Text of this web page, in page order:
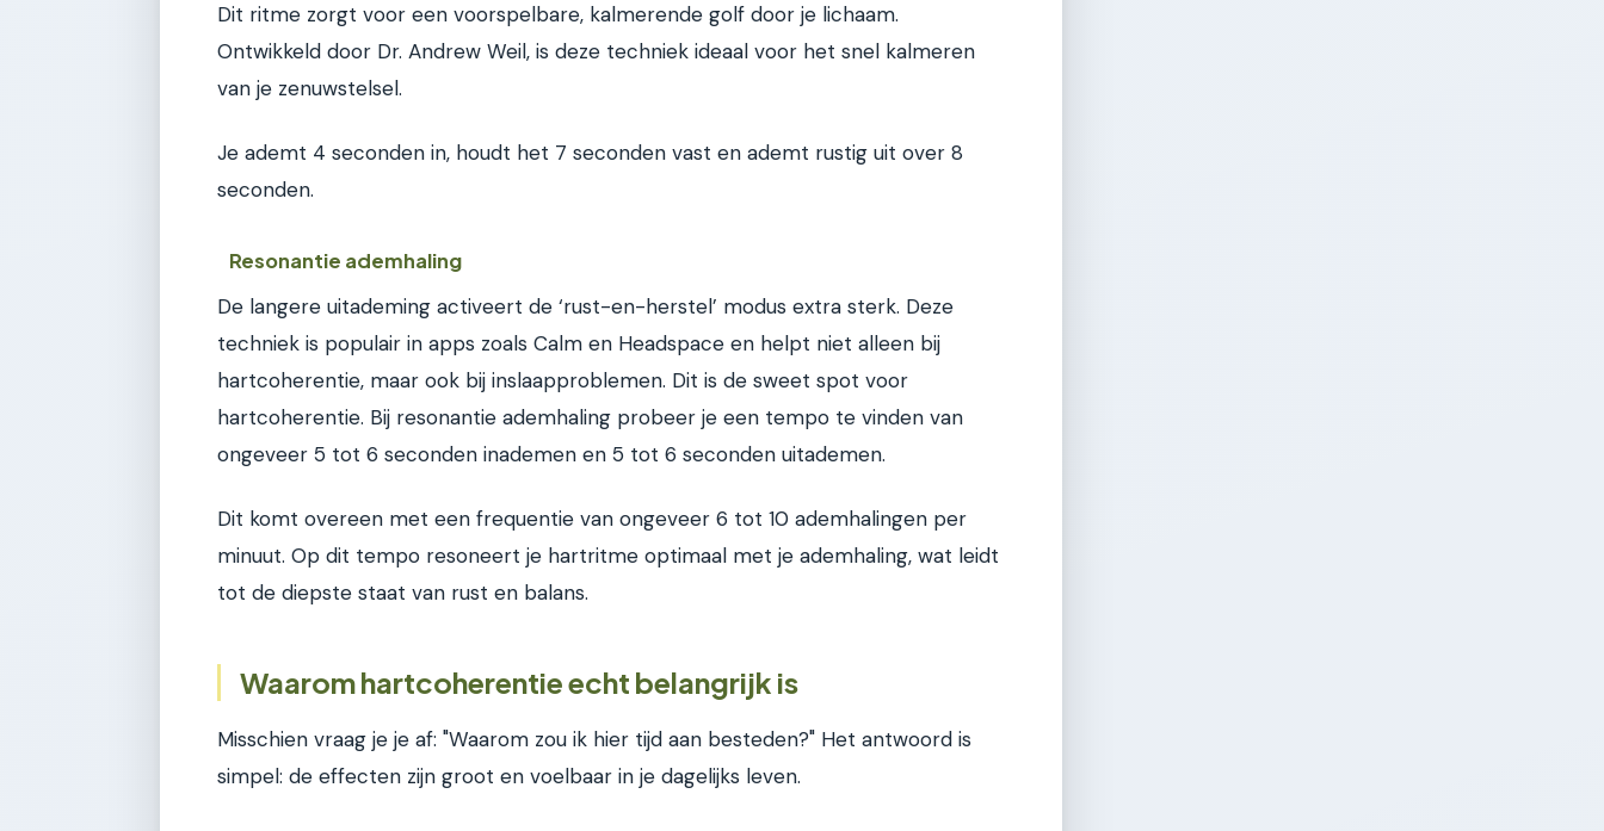
Dit ritme zorgt voor een voorspelbare, kalmerende golf door je lichaam.
Ontwikkeld door Dr. Andrew Weil, is deze techniek ideaal voor het snel kalmeren
van je zenuwstelsel.
Je ademt 4 seconden in, houdt het 7 seconden vast en ademt rustig uit over 8
seconden.
Resonantie ademhaling
De langere uitademing activeert de ‘rust-en-herstel’ modus extra sterk. Deze
techniek is populair in apps zoals Calm en Headspace en helpt niet alleen bij
hartcoherentie, maar ook bij inslaapproblemen. Dit is de sweet spot voor
hartcoherentie. Bij resonantie ademhaling probeer je een tempo te vinden van
ongeveer 5 tot 6 seconden inademen en 5 tot 6 seconden uitademen.
Dit komt overeen met een frequentie van ongeveer 6 tot 10 ademhalingen per
minuut. Op dit tempo resoneert je hartritme optimaal met je ademhaling, wat leidt
tot de diepste staat van rust en balans.
Waarom hartcoherentie echt belangrijk is
Misschien vraag je je af: "Waarom zou ik hier tijd aan besteden?" Het antwoord is
simpel: de effecten zijn groot en voelbaar in je dagelijks leven.